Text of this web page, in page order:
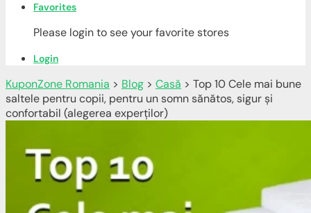
Favorites
Please login to see your favorite stores
Login
KuponZone Romania > Blog > Casă > Top 10 Cele mai bune
saltele pentru copii, pentru un somn sănătos, sigur și
confortabil (alegerea experților)